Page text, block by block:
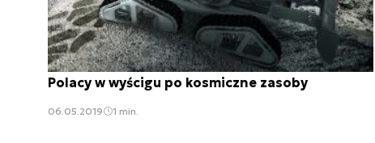
Polacy w wyścigu po kosmiczne zasoby
06.05.2019 1 min.